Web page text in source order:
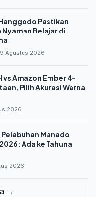
Pastikan
Nyaman Belajar di
Agustus 2026
vs Amazon Ember 4-
Pilih Akurasi Warna
2026
Manado
Ada ke Tahuna
2026
→